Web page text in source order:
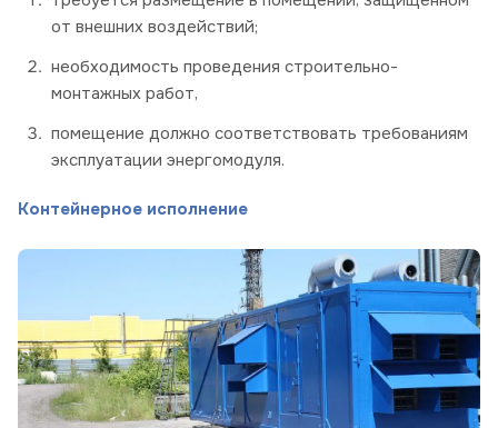
от внешних воздействий;
необходимость проведения строительно-
монтажных работ,
помещение должно соответствовать требованиям
эксплуатации энергомодуля.
Контейнерное исполнение